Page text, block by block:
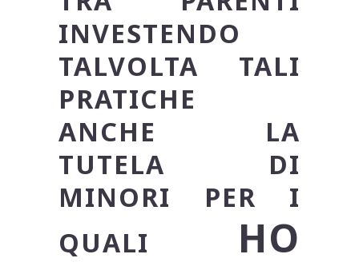
INVESTENDO
TALVOLTA TALI
PRATICHE
ANCHE LA
TUTELA DI
MINORI PER I
QUALI HO